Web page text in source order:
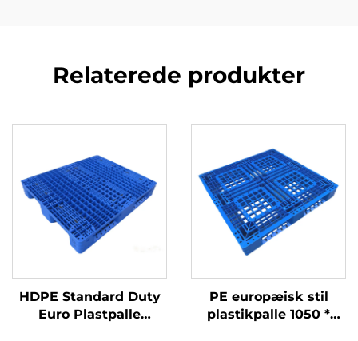
Relaterede produkter
HDPE Standard Duty
Euro Plastpalle
PE europæisk stil
plastikpalle 1050 *